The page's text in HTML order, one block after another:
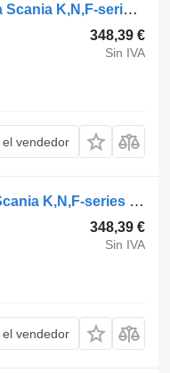
Scania K-Series (01.06-) 2072977 recirculación de gases de escape para Scania K,N,F-series bus (2006-) autobús
348,39 €
Sin IVA
vendedor
Behr K-Series (01.06-) 2072977 recirculación de gases de escape para Scania K,N,F-series bus (2006-) autobús
348,39 €
Sin IVA
vendedor